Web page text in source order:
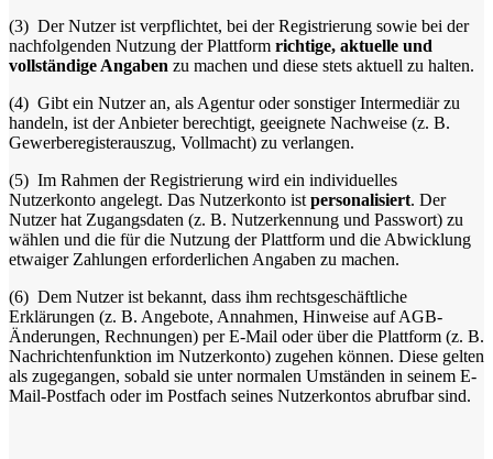
(3) Der Nutzer ist verpflichtet, bei der Registrierung sowie bei der
nachfolgenden Nutzung der Plattform richtige, aktuelle und
vollständige Angaben zu machen und diese stets aktuell zu halten.
(4) Gibt ein Nutzer an, als Agentur oder sonstiger Intermediär zu
handeln, ist der Anbieter berechtigt, geeignete Nachweise (z. B.
Gewerberegisterauszug, Vollmacht) zu verlangen.
(5) Im Rahmen der Registrierung wird ein individuelles
Nutzerkonto angelegt. Das Nutzerkonto ist personalisiert. Der
Nutzer hat Zugangsdaten (z. B. Nutzerkennung und Passwort) zu
wählen und die für die Nutzung der Plattform und die Abwicklung
etwaiger Zahlungen erforderlichen Angaben zu machen.
(6) Dem Nutzer ist bekannt, dass ihm rechtsgeschäftliche
Erklärungen (z. B. Angebote, Annahmen, Hinweise auf AGB-
Änderungen, Rechnungen) per E-Mail oder über die Plattform (z. B.
Nachrichtenfunktion im Nutzerkonto) zugehen können. Diese gelten
als zugegangen, sobald sie unter normalen Umständen in seinem E-
Mail-Postfach oder im Postfach seines Nutzerkontos abrufbar sind.